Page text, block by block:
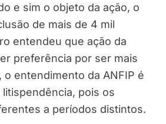
e sim o objeto da ação, o
de mais de 4 mil
entendeu que ação da
preferência por ser mais
o entendimento da ANFIP é
pois os
a períodos distintos.